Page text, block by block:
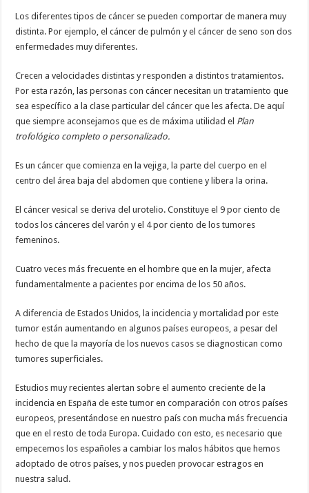
Los diferentes tipos de cáncer se pueden comportar de manera muy
distinta. Por ejemplo, el cáncer de pulmón y el cáncer de seno son dos
enfermedades muy diferentes.
Crecen a velocidades distintas y responden a distintos tratamientos.
Por esta razón, las personas con cáncer necesitan un tratamiento que
sea específico a la clase particular del cáncer que les afecta. De aquí
que siempre aconsejamos que es de máxima utilidad el Plan
trofológico completo o personalizado.
Es un cáncer que comienza en la vejiga, la parte del cuerpo en el
centro del área baja del abdomen que contiene y libera la orina.
El cáncer vesical se deriva del urotelio. Constituye el 9 por ciento de
todos los cánceres del varón y el 4 por ciento de los tumores
femeninos.
Cuatro veces más frecuente en el hombre que en la mujer, afecta
fundamentalmente a pacientes por encima de los 50 años.
A diferencia de Estados Unidos, la incidencia y mortalidad por este
tumor están aumentando en algunos países europeos, a pesar del
hecho de que la mayoría de los nuevos casos se diagnostican como
tumores superficiales.
Estudios muy recientes alertan sobre el aumento creciente de la
incidencia en España de este tumor en comparación con otros países
europeos, presentándose en nuestro país con mucha más frecuencia
que en el resto de toda Europa. Cuidado con esto, es necesario que
empecemos los españoles a cambiar los malos hábitos que hemos
adoptado de otros países, y nos pueden provocar estragos en
nuestra salud.